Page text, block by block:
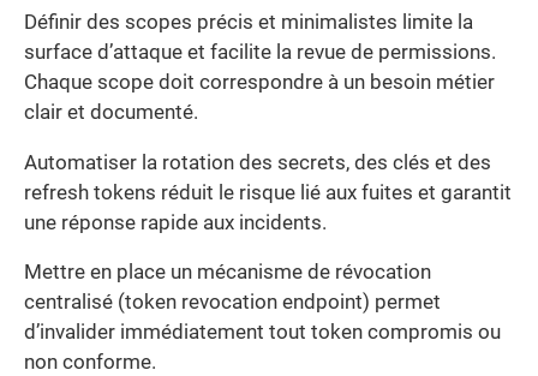
Définir des scopes précis et minimalistes limite la
surface d’attaque et facilite la revue de permissions.
Chaque scope doit correspondre à un besoin métier
clair et documenté.
Automatiser la rotation des secrets, des clés et des
refresh tokens réduit le risque lié aux fuites et garantit
une réponse rapide aux incidents.
Mettre en place un mécanisme de révocation
centralisé (token revocation endpoint) permet
d’invalider immédiatement tout token compromis ou
non conforme.